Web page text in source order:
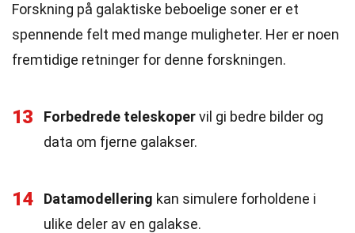
Forskning på galaktiske beboelige soner er et
spennende felt med mange muligheter. Her er noen
fremtidige retninger for denne forskningen.
13 Forbedrede teleskopervil gi bedre bilder og
data om fjerne galakser.
14 Datamodellering kan simulere forholdene i
ulike deler av en galakse.